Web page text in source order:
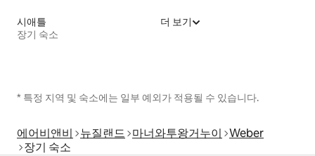
시애틀
장기 숙소
더 보기
* 특정 지역 및 숙소에는 일부 예외가 적용될 수 있습니다.
에어비앤비 뉴질랜드 마너와투왕거누이 Weber
장기 숙소